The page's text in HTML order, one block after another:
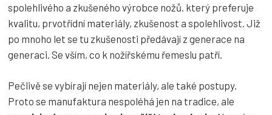
spolehlivého a zkušeného výrobce nožů. který preferuje
kvalitu, prvotřídní materiály, zkušenost a spolehlivost. Již
po mnoho let se tu zkušenosti předávají z generace na
generaci. Se vším, co k nožířskému řemeslu patří.
Pečlivě se vybírají nejen materiály, ale také postupy.
Proto se manufaktura nespoléhá jen na tradice, ale